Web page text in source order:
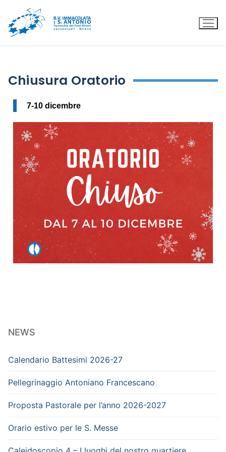
Chiusura Oratorio
7-10 dicembre
NEWS
Calendario Battesimi 2026-27
Pellegrinaggio Antoniano Francescano
Proposta Pastorale per l’anno 2026-2027
Orario estivo per le S. Messe